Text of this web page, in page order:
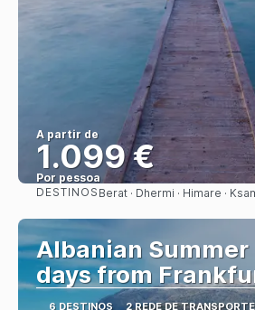
A partir de
1.099 €
Por pessoa
Saiba mais
DESTINOS Berat · Dhermi · Himare ·
Albanian Summer
days from
6 DESTINOS 2 REDE DE